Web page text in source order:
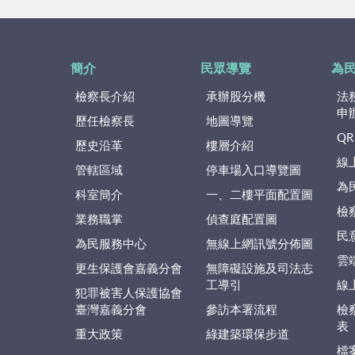
簡介
檢察長介紹
歷任檢察長
歷史沿革
管轄區域
科室簡介
業務職掌
為民服務中心
更生保護會嘉義分會
犯罪被害人保護協會
臺灣嘉義分會
重大政策
民眾導覽
承辦股分機
地圖導覽
樓層介紹
停車場入口導覽圖
一、二樓平面配置圖
偵查庭配置圖
無線上網訊號分佈圖
無障礙設施及司法志
工導引
參訪本署流程
綠建築環保步道
為
法
申
線
為
檢
民
雲
線
檢
表
檔